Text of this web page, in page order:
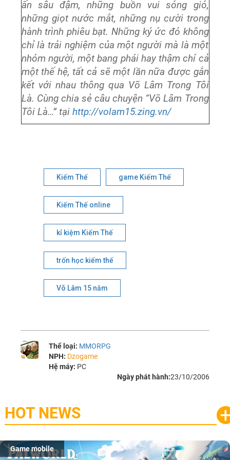
ấn sâu đậm, những buồn vui sóng gió,
những giọt nước mắt, những nụ cười trong
hành trình phiêu bạt. Những ký ức đó không
chỉ là trải nghiệm của một người mà là một
nhóm người, một bang phái hay thậm chí cả
một thế hệ, tất cả sẽ một lần nữa được gắn
kết với nhau thông qua Võ Lâm Trong Tôi
Là.​ Cùng chia sẻ câu chuyện “Võ Lâm Trong
Tôi Là…” tại http://volam15.zing.vn/
Kiếm Thế game Kiếm Thế
Kiếm Thế online
kỉ kiệm Kiếm Thế
trốn học kiếm thế
Võ Lâm 15 năm
Thể loại: MMORPG
NPH: Dzogame
Hệ máy: PC
Ngày phát hành:23/10/2006
HOT NEWS
Game mobile